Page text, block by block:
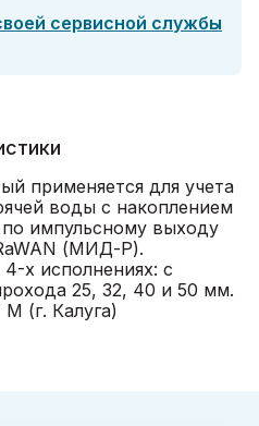
сервисной службы
применяется для учета
воды с накоплением
импульсному выходу
(МИД-Р).
х исполнениях: с
25, 32, 40 и 50 мм.
(г. Калуга)